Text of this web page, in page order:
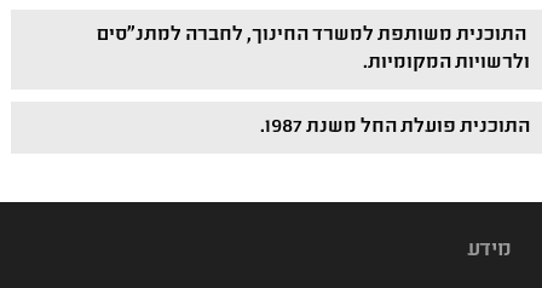
התוכנית משותפת למשרד החינוך, לחברה למתנ"סים
ולרשויות המקומיות.
התוכנית פועלת החל משנת 1987.
מידע